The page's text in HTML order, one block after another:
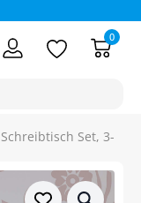
0
Schreibtisch Set, 3-